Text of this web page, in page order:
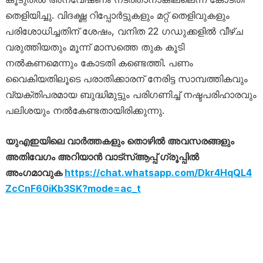
തെളിയിച്ചു. വിദഗ്ദ്ധ റിപ്പോർട്ടുകളും മറ്റ് തെളിവുകളും
പരിശോധിച്ചതിന് ശേഷം, വനിത 22 ഗഡുക്കളിൽ വീഴ്ച
വരുത്തിയതും മൂന്ന് മാസത്തെ തുക കൂടി
നൽകണമെന്നും കോടതി കണ്ടെത്തി. പണം
വൈകിയതിലൂടെ പരാതിക്കാരന് നേരിട്ട സാമ്പത്തികവും
വ്യക്തിപരമായ ബുദ്ധിമുട്ടും പരിഗണിച്ച് നഷ്ടപരിഹാരവും
പലിശയും നൽകേണ്ടതായിരിക്കുന്നു.
യുഎഇയിലെ വാർത്തകളും തൊഴിൽ അവസരങ്ങളും
അതിവേഗം അറിയാൻ വാട്സ്ആപ്പ് ഗ്രൂപ്പിൽ
അംഗമാവുക https://chat.whatsapp.com/Dkr4HqQL4
ZcCnF60iKb3SK?mode=ac_t